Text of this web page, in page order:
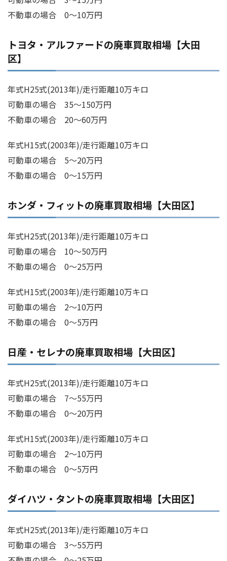
不動車の場合 0～10万円
トヨタ・アルファードの廃車買取相場【大田
区】
年式H25式(2013年)/走行距離10万キロ
可動車の場合 35～150万円
不動車の場合 20～60万円
年式H15式(2003年)/走行距離10万キロ
可動車の場合 5～20万円
不動車の場合 0～15万円
ホンダ・フィットの廃車買取相場【大田区】
年式H25式(2013年)/走行距離10万キロ
可動車の場合 10～50万円
不動車の場合 0～25万円
年式H15式(2003年)/走行距離10万キロ
可動車の場合 2～10万円
不動車の場合 0～5万円
日産・セレナの廃車買取相場【大田区】
年式H25式(2013年)/走行距離10万キロ
可動車の場合 7～55万円
不動車の場合 0～20万円
年式H15式(2003年)/走行距離10万キロ
可動車の場合 2～10万円
不動車の場合 0～5万円
ダイハツ・タントの廃車買取相場【大田区】
年式H25式(2013年)/走行距離10万キロ
可動車の場合 3～55万円